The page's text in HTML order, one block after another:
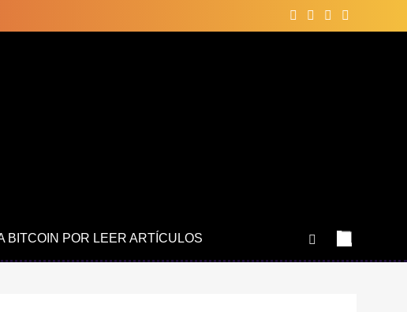
BITCOIN POR LEER ARTÍCULOS